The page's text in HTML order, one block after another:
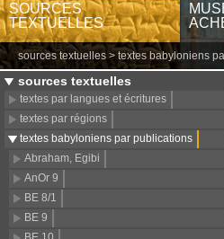
SOURCES
TEXTUELLES
textes par langues et
écritures
textes par régions
textes babyloniens par
publications
sources textuelles > textes babyloniens
sources textuelles
textes par langues et écritures
textes par régions
textes babyloniens par publications
Abraham, Egibi
AnOr 9
BE 8/1
BE 9